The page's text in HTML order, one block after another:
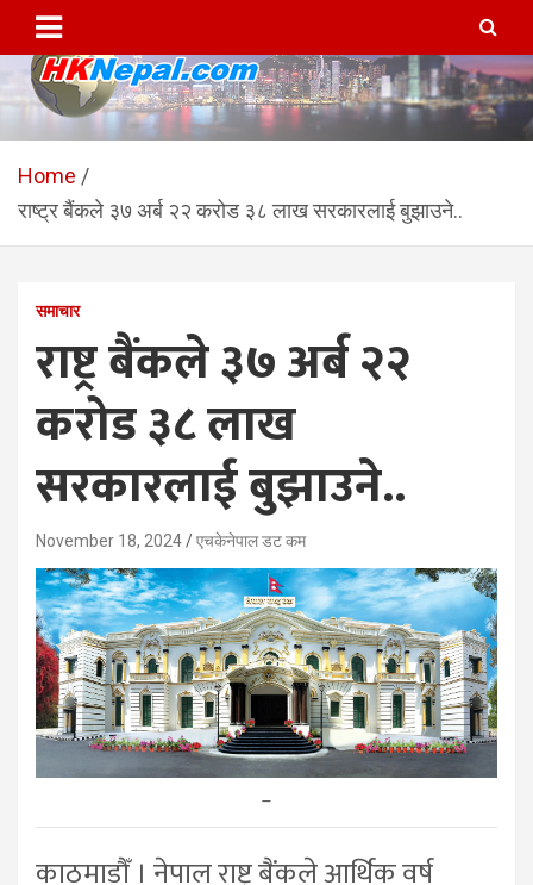
content
HKNepal.com – हङकङबाट
सञ्चालित पहिलो नेपाली अनलाईन
पत्रिका
hknepal, hknepal.com, hk nepal, hk nepal com
Home
राष्ट्र बैंकले ३७ अर्ब २२ करोड ३८ लाख सरकारलाई बुझाउने..
समाचार
राष्ट्र बैंकले ३७ अर्ब २२
करोड ३८ लाख
सरकारलाई बुझाउने..
November 18, 2024 एचकेनेपाल डट कम
–
काठमाडौँ । नेपाल राष्ट्र बैंकले आर्थिक वर्ष